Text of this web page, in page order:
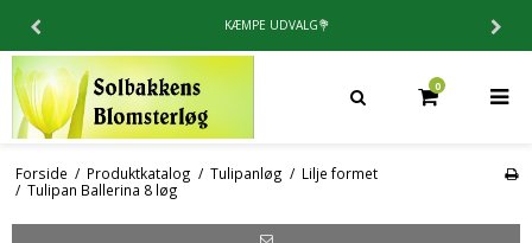
KÆMPE UDVALG💐
0
Forside / Produktkatalog / Tulipanløg / Lilje formet
/ Tulipan Ballerina 8 løg